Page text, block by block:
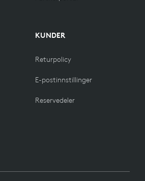
KUNDER
Returpolicy
E-postinnstillinger
Reservedeler